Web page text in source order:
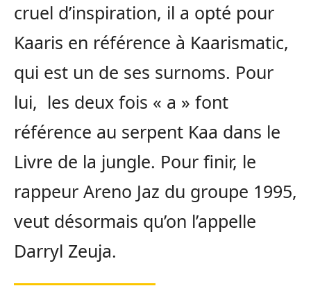
cruel d’inspiration, il a opté pour
Kaaris en référence à Kaarismatic,
qui est un de ses surnoms. Pour
lui, les deux fois « a » font
référence au serpent Kaa dans le
Livre de la jungle. Pour finir, le
rappeur Areno Jaz du groupe 1995,
veut désormais qu’on l’appelle
Darryl Zeuja.